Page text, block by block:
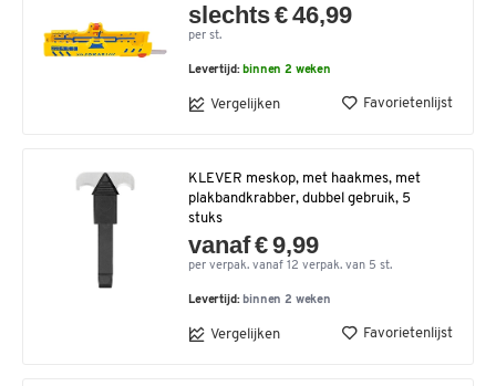
slechts € 46,99
per st.
Levertijd:binnen 2 weken
Vergelijken Favorietenlijst
KLEVER meskop, met haakmes, met
plakbandkrabber, dubbel gebruik, 5
stuks
vanaf € 9,99
per verpak. vanaf 12 verpak. van 5 st.
Levertijd:binnen 2 weken
Vergelijken Favorietenlijst